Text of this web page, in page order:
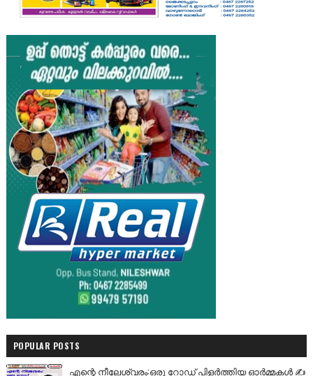
POPULAR POSTS
എന്റെ നീലേശ്വരം:ഒരു റോഡ് പിളർത്തിയ ഓർമ്മകൾ ✍️